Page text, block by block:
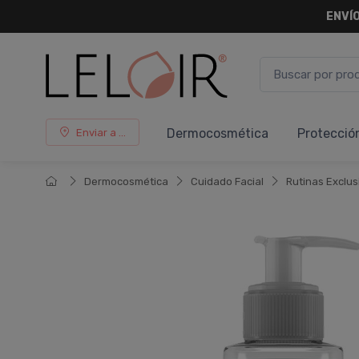
Enviar a ... Dermocosmética
Dermocosmética Cuidado Facial Rutinas